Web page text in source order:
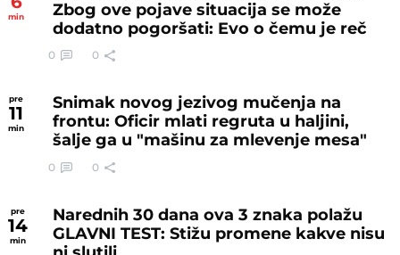
NAJNOVIJE
1
min
Revolucija u svetu vaterpola, veštačka
inteligencija "bira" šampiona sveta:
Zaboravite na sve normalno!
6
min
Velika opasnost sutra očekuje Srbiju!
Zbog ove pojave situacija se može
dodatno pogoršati: Evo o čemu je reč